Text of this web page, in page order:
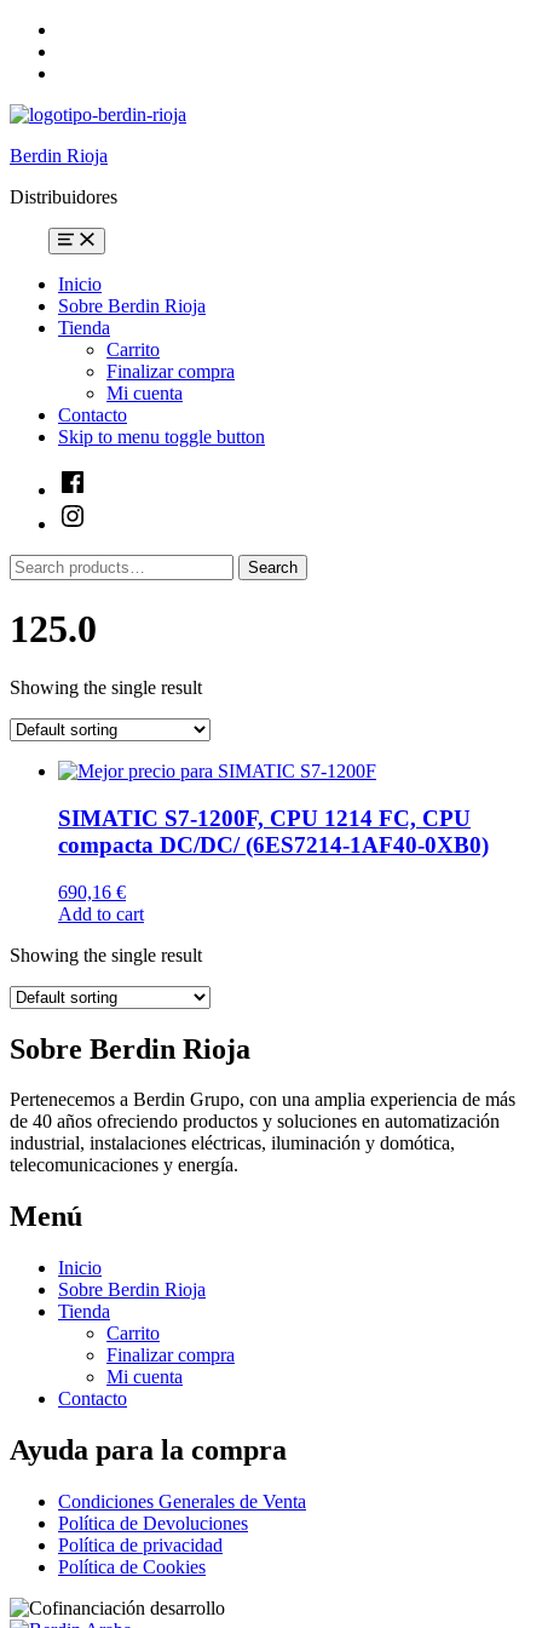
content
footer
Berdin Rioja
Distribuidores
Menu
Inicio
Sobre Berdin Rioja
Tienda
Carrito
Finalizar compra
Mi cuenta
Contacto
Skip to menu toggle button
Facebook
Instagram
Search
for:
Search
125.0
Showing the single result
products
SIMATIC S7-1200F, CPU 1214 FC, CPU
compacta DC/DC/ (6ES7214-1AF40-0XB0)
690,16 €
Add to cart
Showing the single result
Sobre Berdin Rioja
Pertenecemos a Berdin Grupo, con una amplia experiencia de más
de 40 años ofreciendo productos y soluciones en automatización
industrial, instalaciones eléctricas, iluminación y domótica,
telecomunicaciones y energía.
Menú
Inicio
Sobre Berdin Rioja
Tienda
Carrito
Finalizar compra
Mi cuenta
Contacto
Ayuda para la compra
Condiciones Generales de Venta
Política de Devoluciones
Política de privacidad
Política de Cookies